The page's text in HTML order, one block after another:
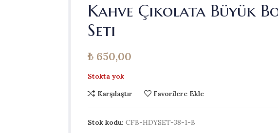
Kahve Çikolata Büyük
Seti
₺ 650,00
Stokta yok
Karşılaştır
Favorilere Ekle
Stok kodu: CFB-HDYSET-38-1-B